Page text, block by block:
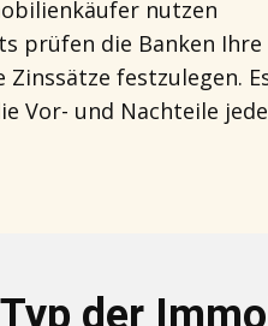
nutzen
prüfen die Banken Ihre
festzulegen.
Vor- und Nachteile
der